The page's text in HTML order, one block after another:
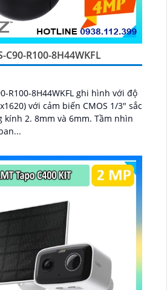
C90-R100-8H44WKFL
R100-8H44WKFL ghi hình với độ
với cảm biến CMOS 1/3" sắc
8mm và 6mm. Tầm nhìn